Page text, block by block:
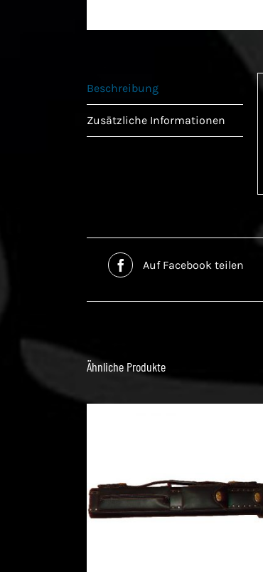
Beschreibung
Zusätzliche Informationen
Auf Facebook teilen
Ähnliche Produkte